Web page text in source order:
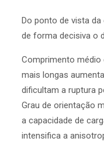
Do ponto de vista
de forma decisiva o
Comprimento médio
mais longas
dificultam a ruptura
Grau de orientação
a capacidade de
intensifica a